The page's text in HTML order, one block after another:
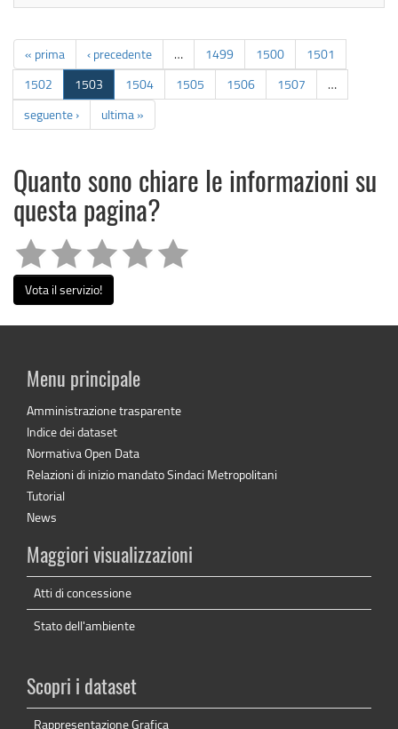
« prima ‹ precedente … 1499 1500
1501
1502
1503 1504 1505 1506 1507
…
seguente ›
ultima »
Quanto sono chiare le informazioni su
questa pagina?
Vota il servizio!
Menu principale
Amministrazione trasparente
Indice dei dataset
Normativa Open Data
Relazioni di inizio mandato Sindaci Metropolitani
Tutorial
News
Maggiori visualizzazioni
Atti di concessione
Stato dell'ambiente
Scopri i dataset
Rappresentazione Grafica